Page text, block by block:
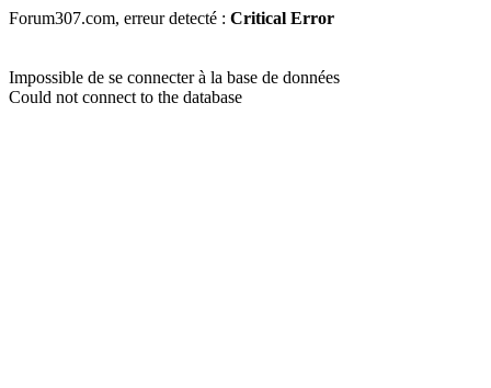
Forum307.com, erreur detecté : Critical Error
Impossible de se connecter à la base de données
Could not connect to the database